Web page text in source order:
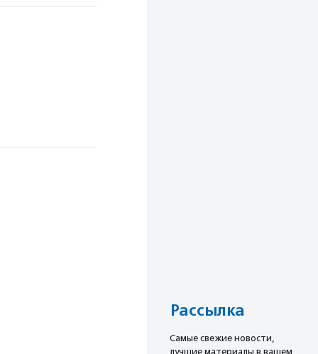
Рассылка
Cамые свежие новости,
лучшие материалы в вашем